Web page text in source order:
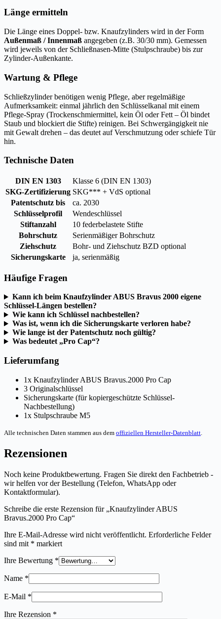
Länge ermitteln
Die Länge eines Doppel- bzw. Knaufzylinders wird in der Form
Außenmaß / Innenmaß angegeben (z.B. 30/30 mm). Gemessen
wird jeweils von der Schließnasen-Mitte (Stulpschraube) bis zur
Zylinder-Außenkante.
Wartung & Pflege
Schließzylinder benötigen wenig Pflege, aber regelmäßige
Aufmerksamkeit: einmal jährlich den Schlüsselkanal mit einem
Pflege-Spray (Trockenschmiermittel, kein Öl oder Fett – Öl bindet
Staub und blockiert die Stifte) reinigen. Bei Schwergängigkeit nie
mit Gewalt drehen – das deutet auf Verschmutzung oder schiefe Tür
hin.
Technische Daten
DIN EN 1303
Klasse 6 (DIN EN 1303)
SKG-Zertifizierung SKG*** + VdS optional
Patentschutz bis
ca. 2030
Schlüsselprofil
Wendeschlüssel
Stiftanzahl
10 federbelastete Stifte
Bohrschutz
Serienmäßiger Bohrschutz
Ziehschutz
Bohr- und Ziehschutz BZD optional
Sicherungskarte
ja, serienmäßig
Häufige Fragen
Kann ich beim Knaufzylinder ABUS Bravus 2000 eigene
Schlüssel-Längen bestellen?
Wie kann ich Schlüssel nachbestellen?
Was ist, wenn ich die Sicherungskarte verloren habe?
Wie lange ist der Patentschutz noch gültig?
Was bedeutet „Pro Cap“?
Lieferumfang
1x Knaufzylinder ABUS Bravus.2000 Pro Cap
3 Originalschlüssel
Sicherungskarte (für kopiergeschützte Schlüssel-
Nachbestellung)
1x Stulpschraube M5
Alle technischen Daten stammen aus dem offiziellen Hersteller-Datenblatt
Rezensionen
Noch keine Produktbewertung. Fragen Sie direkt den Fachbetrieb -
wir helfen vor der Bestellung (Telefon, WhatsApp oder
Kontaktformular).
Schreibe die erste Rezension für „Knaufzylinder ABUS
Bravus.2000 Pro Cap“
Ihre E-Mail-Adresse wird nicht veröffentlicht. Erforderliche Felder
sind mit * markiert
Ihre Bewertung *
Name *
E-Mail *
Ihre Rezension *